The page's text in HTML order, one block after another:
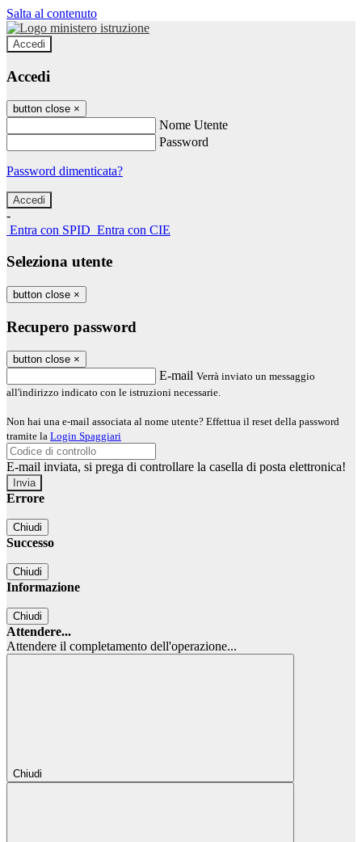
Salta al contenuto
Accedi
Accedi
button close ×
Nome Utente
Password
Password dimenticata?
-
Entra con SPID Entra con CIE
Seleziona utente
button close ×
Recupero password
button close ×
E-mail Verrà inviato un messaggio
all'indirizzo indicato con le istruzioni necessarie.
Non hai una e-mail associata al nome utente? Effettua il reset della password
tramite la Login Spaggiari
E-mail inviata, si prega di controllare la casella di posta elettronica!
Errore
Chiudi
Successo
Chiudi
Informazione
Chiudi
Attendere...
Attendere il completamento dell'operazione...
Chiudi